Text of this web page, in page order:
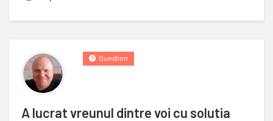
A lucrat vreunul dintre voi cu solutia
Question